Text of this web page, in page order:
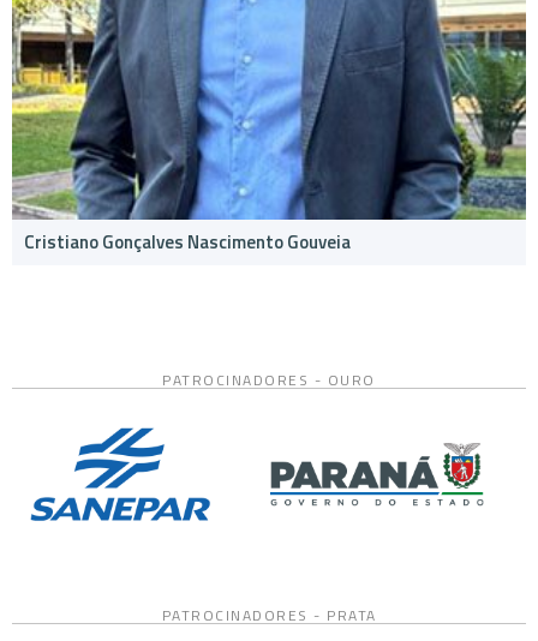
Cristiano Gonçalves Nascimento Gouveia
PATROCINADORES - OURO
PATROCINADORES - PRATA